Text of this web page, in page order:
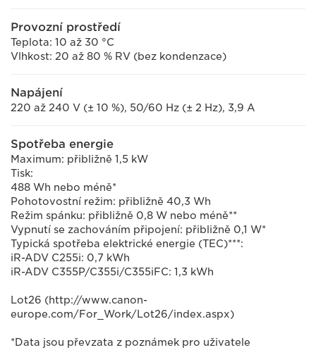
Provozní prostředí
Teplota: 10 až 30 °C
Vlhkost: 20 až 80 % RV (bez kondenzace)
Napájení
220 až 240 V (± 10 %), 50/60 Hz (± 2 Hz), 3,9 A
Spotřeba energie
Maximum: přibližně 1,5 kW
Tisk:
488 Wh nebo méně*
Pohotovostní režim: přibližně 40,3 Wh
Režim spánku: přibližně 0,8 W nebo méně**
Vypnutí se zachováním připojení: přibližně 0,1 W*
Typická spotřeba elektrické energie (TEC)***:
iR-ADV C255i: 0,7 kWh
iR-ADV C355P/C355i/C355iFC: 1,3 kWh
Lot26 (http://www.canon-
europe.com/For_Work/Lot26/index.aspx)
*Data jsou převzata z poznámek pro uživatele